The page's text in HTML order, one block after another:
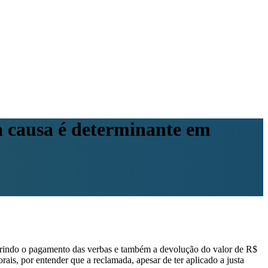
é determinante em
o pagamento das verbas e também a devolução do valor de R$
por entender que a reclamada, apesar de ter aplicado a justa